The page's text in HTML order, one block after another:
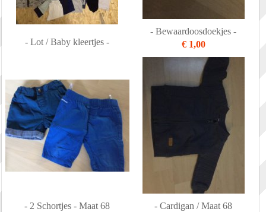
- Lot / Baby kleertjes -
- Bewaardoosdoekjes -
€ 1,00
- 2 Schortjes - Maat 68
- Cardigan / Maat 68